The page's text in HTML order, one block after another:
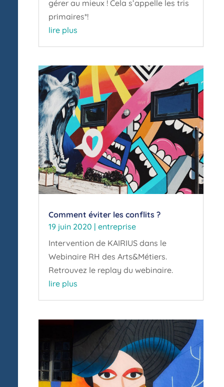
gérer au mieux ! Cela s’appelle les tris
primaires*!
lire plus
Comment éviter les conflits ?
19 juin 2020 |entreprise
Intervention de KAIRIUS dans le
Webinaire RH des Arts&Métiers.
Retrouvez le replay du webinaire.
lire plus